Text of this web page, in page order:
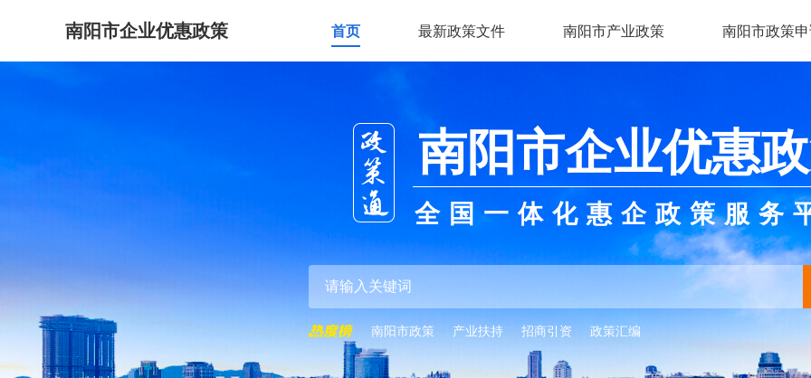
南阳市企业优惠政策 首页 最新政策文件 南阳市产业政策 南阳市政策
南阳市企业优惠
全国一体化惠企政策服务
南阳市政策 产业扶持 招商引资 政策汇编